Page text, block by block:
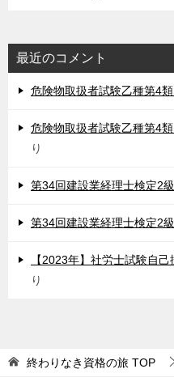
最近のコメント
危険物取扱者試験乙種第4
危険物取扱者試験乙種第4
り
第34回建設業経理士検定2
第34回建設業経理士検定2
【2023年】社労士試験自己
り
終わりなき資格の旅 TOP